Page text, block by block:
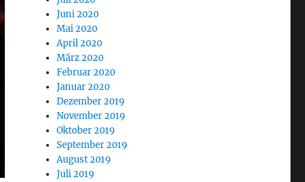
Juni 2020
Mai 2020
April 2020
März 2020
Februar 2020
Januar 2020
Dezember 2019
November 2019
Oktober 2019
September 2019
August 2019
Juli 2019